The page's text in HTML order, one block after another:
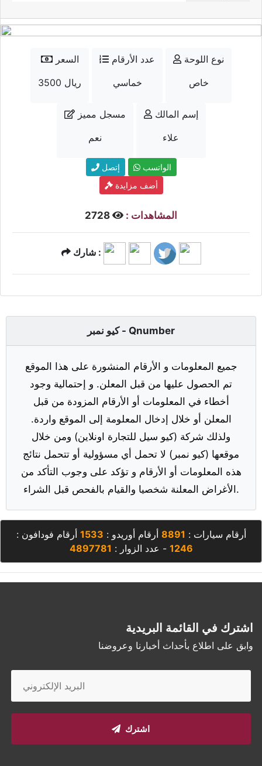
السعر
3500 ريال
عدد الأرقام
خماسي
نوع اللوحة
خاص
مسجل مميز
نعم
إسم المالك
علاء
إتصل
الواتسب
أضف مزايدة
المشاهدات :
شارك :
كيو نمبر - Qnumber
جميع المعلومات و الأرقام المنشورة على هذا الموقع
تم الحصول عليها من قبل المعلن. و إحتمالية وجود
أخطاء في المعلومات أو الأرقام المزودة من قبل
المعلن أو خلال إدخال المعلومة إلى الموقع واردة.
ولذلك شركة (كيو سيل للتجارة اونلاين) ومن خلال
موقعها (كيو نمبر) لا تحمل أي مسؤولية أو تتحمل نتائج
هذه المعلومات أو الأرقام و تؤكد على وجوب التأكد من
الأغراض المعلنة شخصيا والقيام بالفحص قبل الشراء.
أرقام سيارات : 8891 أرقام أوريدو : 1533 أرقام فودافون :
1246 - عدد الزوار : 4897781
اشترك في القائمة البريدية
وابق على اطلاع بأحداث أخبارنا وعروضنا
اشترك